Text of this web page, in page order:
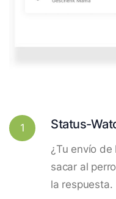
1 Status-
¿Tu envío
sacar al
la respuesta.